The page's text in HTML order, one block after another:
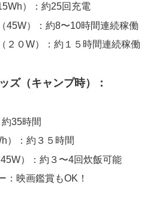
）：約25回充電
45W）：約8〜10時間連続稼働
２０W）：約１５時間連続稼働
ズ（キャンプ時）：
35時間
）：約３５時間
）：約３〜4回炊飯可能
：映画鑑賞もOK！